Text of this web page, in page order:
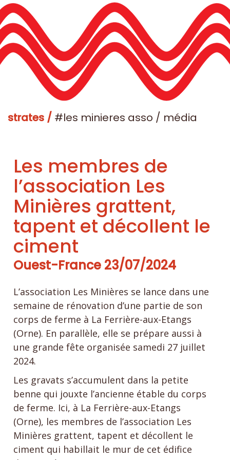
strates / #les minieres asso / média
Les membres de
l’association Les
Minières grattent,
tapent et décollent le
ciment
Ouest-France 23/07/2024
L’association Les Minières se lance dans une
semaine de rénovation d’une partie de son
corps de ferme à La Ferrière-aux-Etangs
(Orne). En parallèle, elle se prépare aussi à
une grande fête organisée samedi 27 juillet
2024.
Les gravats s’accumulent dans la petite
benne qui jouxte l’ancienne étable du corps
de ferme. Ici, à La Ferrière-aux-Etangs
(Orne), les membres de l’association Les
Minières grattent, tapent et décollent le
ciment qui habillait le mur de cet édifice